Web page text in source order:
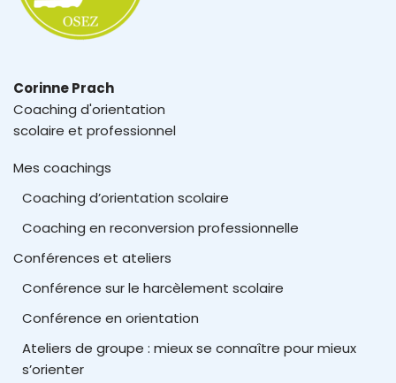
Corinne Prach
Coaching d'orientation
scolaire et professionnel
Mes coachings
Coaching d’orientation scolaire
Coaching en reconversion professionnelle
Conférences et ateliers
Conférence sur le harcèlement scolaire
Conférence en orientation
Ateliers de groupe : mieux se connaître pour mieux
s’orienter